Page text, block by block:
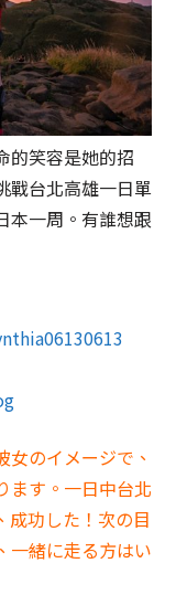
的笑容是她的招
戰台北高雄一日單
本一周。有誰想跟
女のイメージで、
ます。一日中台北
成功した！次の目
一緒に走る方はい